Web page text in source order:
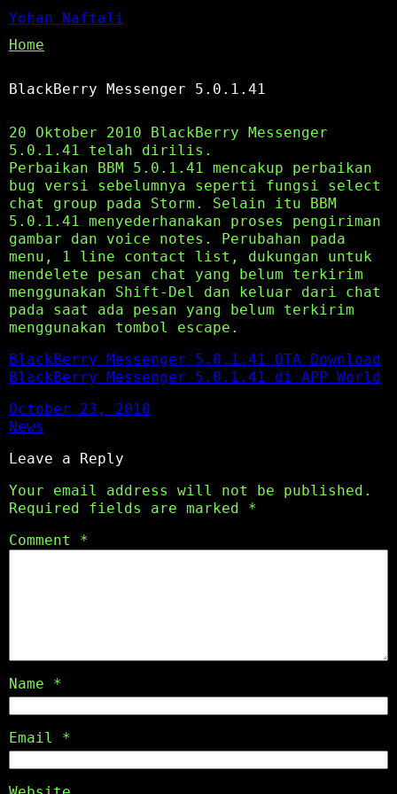
Yohan Naftali
Home
BlackBerry Messenger 5.0.1.41
20 Oktober 2010 BlackBerry Messenger
5.0.1.41 telah dirilis.
Perbaikan BBM 5.0.1.41 mencakup perbaikan
bug versi sebelumnya seperti fungsi select
chat group pada Storm. Selain itu BBM
5.0.1.41 menyederhanakan proses pengiriman
gambar dan voice notes. Perubahan pada
menu, 1 line contact list, dukungan untuk
mendelete pesan chat yang belum terkirim
menggunakan Shift-Del dan keluar dari chat
pada saat ada pesan yang belum terkirim
menggunakan tombol escape.
BlackBerry Messenger 5.0.1.41 OTA Download
BlackBerry Messenger 5.0.1.41 di APP World
October 23, 2010
News
Leave a Reply
Your email address will not be published.
Required fields are marked *
Comment *
Name *
Email *